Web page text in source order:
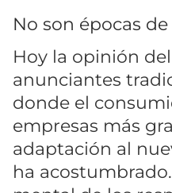
No son épocas
Hoy la opinión
anunciantes
donde el
empresas más
adaptación al
ha